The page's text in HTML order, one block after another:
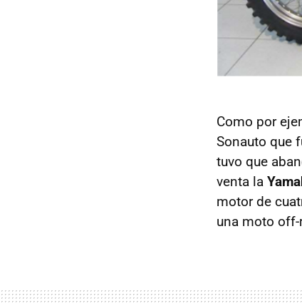
Como por
Sonauto que
tuvo que
venta la
motor de
una moto off-